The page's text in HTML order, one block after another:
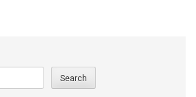
Search